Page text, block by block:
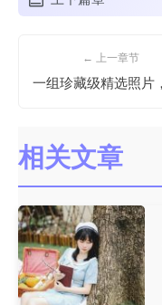
← 上一章节
相关文章